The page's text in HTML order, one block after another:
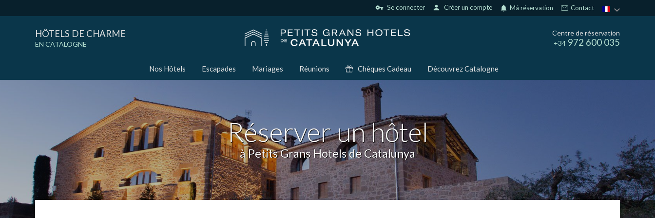
vpn_key Se connecter person Créer un compte notifications Má réservation Contact
HÔTELS DE CHARME
EN CATALOGNE
Centre de réservation
+34 972 600 035
Nos Hôtels Escapades Mariages Réunions Chèques Cadeau Découvrez Catalogne
Réserver un hôtel
à Petits Grans Hotels de Catalunya
Modifier les cookies
Technique et Fonctionnel
Toujours actif